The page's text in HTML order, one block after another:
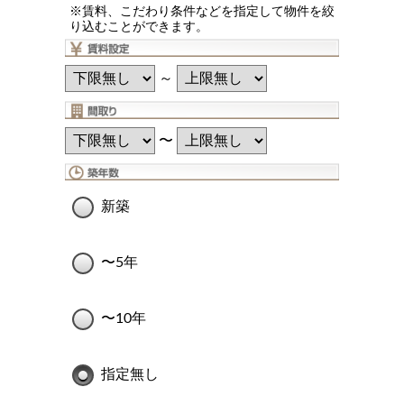
※賃料、こだわり条件などを指定して物件を絞
り込むことができます。
～
〜
新築
〜5年
〜10年
指定無し